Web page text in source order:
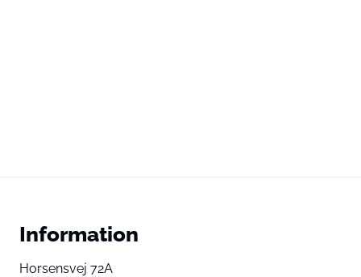
Information
Horsensvej 72A